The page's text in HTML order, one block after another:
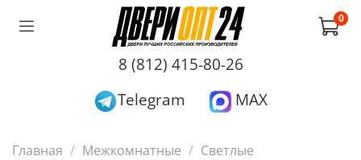
0
8 (812) 415-80-26
Telegram
MAX
Главная Межкомнатные Светлые